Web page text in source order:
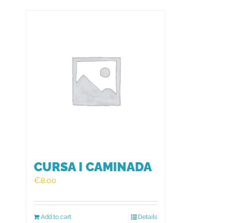
CURSA I CAMINADA
€8.00
Add to cart Details